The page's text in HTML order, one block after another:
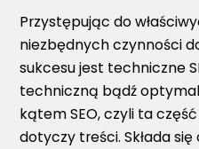
Przystępując do
niezbędnych czynności
sukcesu jest techniczne
techniczną bądź
kątem SEO, czyli ta
dotyczy treści. Składa